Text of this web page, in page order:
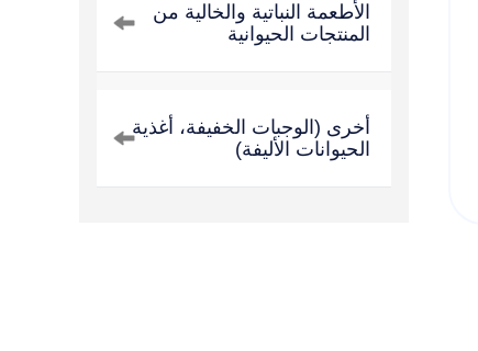
الأطعمة النباتية والخالية من
المنتجات الحيوانية
أخرى (الوجبات الخفيفة، أغذية
الحيوانات الأليفة)